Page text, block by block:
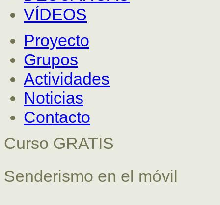
VÍDEOS
Proyecto
Grupos
Actividades
Noticias
Contacto
Curso GRATIS
Senderismo en el móvil